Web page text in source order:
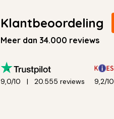
Klantbeoordeling
Meer dan 34.000 reviews
9,0/10 20.555 reviews 9,2/10